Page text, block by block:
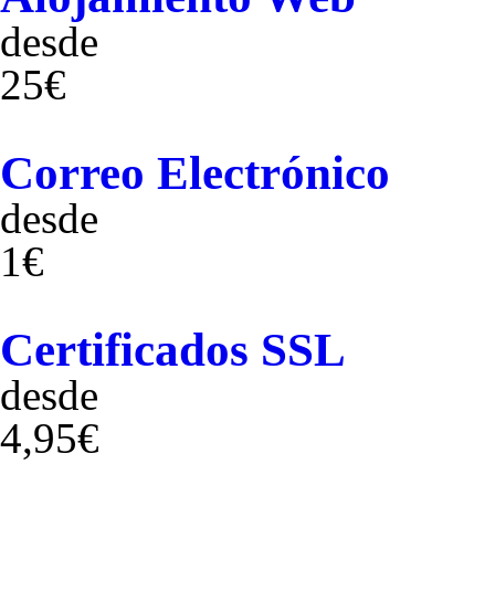
desde
25€
Correo Electrónico
desde
1€
Certificados SSL
desde
4,95€